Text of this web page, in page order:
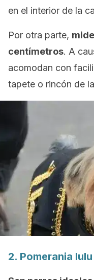
en el interior de la
Por otra parte,
centímetros. A
acomodan con
tapete o rincón de
2. Pomerania lulu